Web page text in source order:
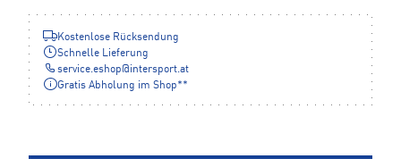
Kostenlose Rücksendung
Schnelle Lieferung
service.eshop@intersport.at
Gratis Abholung im Shop**